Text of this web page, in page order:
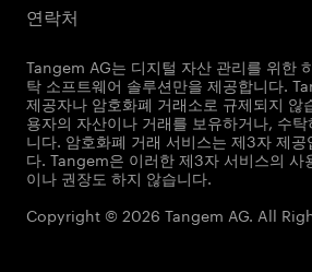
연락처
Tangem AG는 디지털 자산 관리를 위한
탁 소프트웨어 솔루션만을 제공합니다.
제공자나 암호화폐 거래소로 규제되지
용자의 자산이나 거래를 보유하거나, 수
니다. 암호화폐 거래 서비스는 제3자 제
다. Tangem은 이러한 제3자 서비스의 사
이나 권장도 하지 않습니다.